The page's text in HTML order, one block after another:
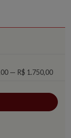
— R$ 1.750,00